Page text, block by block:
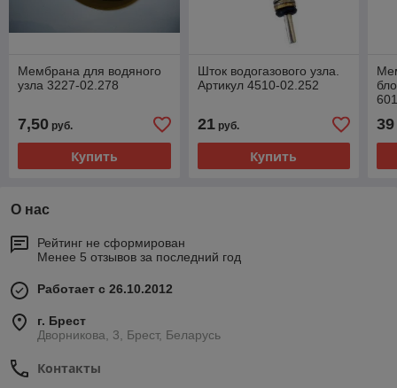
Мембрана для водяного
узла 3227-02.278
7,50 руб.
Купить
Шток водогазового узла.
Артикул 4510-02.252
21руб.
Купить
39
О нас
Рейтинг не сформирован
Менее 5 отзывов за последний год
Работает с 26.10.2012
г. Брест
Дворникова, 3, Брест, Беларусь
Контакты